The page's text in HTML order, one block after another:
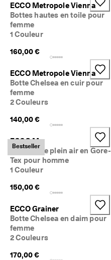
ECCO Metropole Vienna
Bottes hautes en toile pour
femme
1 Couleur
160,00 €
ECCO Metropole Vienna
Botte Chelsea en cuir pour
femme
2 Couleurs
140,00 €
Bestseller
ECCO Mx
Baskets de plein air en Gore-
Tex pour homme
1 Couleur
150,00 €
ECCO Grainer
Botte Chelsea en daim pour
femme
2 Couleurs
170,00 €